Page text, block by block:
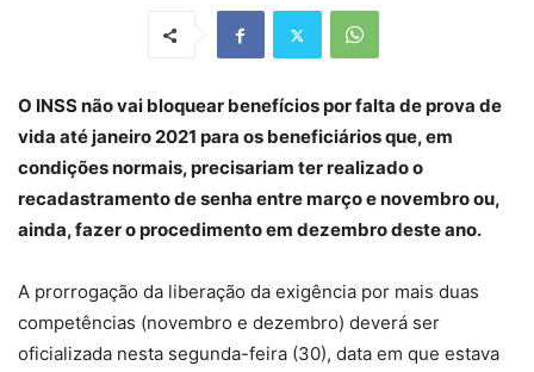
O INSS não vai bloquear benefícios por falta de prova de
vida até janeiro 2021 para os beneficiários que, em
condições normais, precisariam ter realizado o
recadastramento de senha entre março e novembro ou,
ainda, fazer o procedimento em dezembro deste ano.
A prorrogação da liberação da exigência por mais duas
competências (novembro e dezembro) deverá ser
oficializada nesta segunda-feira (30), data em que estava